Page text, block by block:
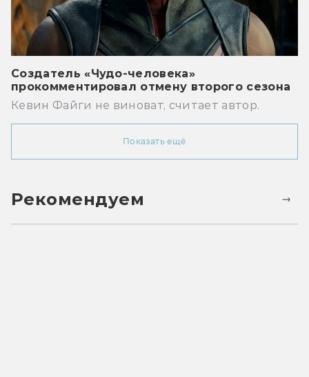
Создатель «Чудо-человека»
прокомментировал отмену второго сезона
Кевин Файги не виноват, считает автор.
Показать ещё
Рекомендуем